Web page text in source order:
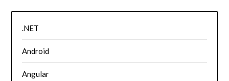
.NET
Android
Angular